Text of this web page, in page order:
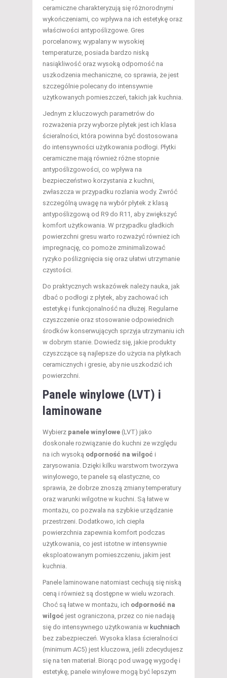
ceramiczne charakteryzują się różnorodnymi
wykończeniami, co wpływa na ich estetykę oraz
właściwości antypoślizgowe. Gres
porcelanowy, wypalany w wysokiej
temperaturze, posiada bardzo niską
nasiąkliwość oraz wysoką odporność na
uszkodzenia mechaniczne, co sprawia, że jest
szczególnie polecany do intensywnie
użytkowanych pomieszczeń, takich jak kuchnia.
Jednym z kluczowych parametrów do
rozważenia przy wyborze płytek jest ich klasa
ścieralności, która powinna być dostosowana
do intensywności użytkowania podłogi. Płytki
ceramiczne mają również różne stopnie
antypoślizgowości, co wpływa na
bezpieczeństwo korzystania z kuchni,
zwłaszcza w przypadku rozlania wody. Zwróć
szczególną uwagę na wybór płytek z klasą
antypoślizgową od R9 do R11, aby zwiększyć
komfort użytkowania. W przypadku gładkich
powierzchni gresu warto rozważyć również ich
impregnację, co pomoże zminimalizować
ryzyko poślizgnięcia się oraz ułatwi utrzymanie
czystości.
Do praktycznych wskazówek należy nauka, jak
dbać o podłogi z płytek, aby zachować ich
estetykę i funkcjonalność na dłużej. Regularne
czyszczenie oraz stosowanie odpowiednich
środków konserwujących sprzyja utrzymaniu ich
w dobrym stanie. Dowiedz się, jakie produkty
czyszczące są najlepsze do użycia na płytkach
ceramicznych i gresie, aby nie uszkodzić ich
powierzchni.
Panele winylowe (LVT) i
laminowane
Wybierz panele winylowe (LVT) jako
doskonałe rozwiązanie do kuchni ze względu
na ich wysoką odporność na wilgoć i
zarysowania. Dzięki kilku warstwom tworzywa
winylowego, te panele są elastyczne, co
sprawia, że dobrze znoszą zmiany temperatury
oraz warunki wilgotne w kuchni. Są łatwe w
montażu, co pozwala na szybkie urządzanie
przestrzeni. Dodatkowo, ich ciepła
powierzchnia zapewnia komfort podczas
użytkowania, co jest istotne w intensywnie
eksploatowanym pomieszczeniu, jakim jest
kuchnia.
Panele laminowane natomiast cechują się niską
ceną i również są dostępne w wielu wzorach.
Choć są łatwe w montażu, ich odporność na
wilgoć jest ograniczona, przez co nie nadają
się do intensywnego użytkowania w kuchniach
bez zabezpieczeń. Wysoka klasa ścieralności
(minimum AC5) jest kluczowa, jeśli zdecydujesz
się na ten materiał. Biorąc pod uwagę wygodę i
estetykę, panele winylowe mogą być lepszym